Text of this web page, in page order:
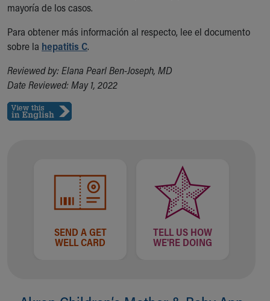
mayoría de los casos.
Para obtener más información al respecto, lee el documento
sobre la hepatitis C.
Reviewed by: Elana Pearl Ben-Joseph, MD
Date Reviewed: May 1, 2022
SEND A GET
WELL CARD
TELL US HOW
WE'RE DOING